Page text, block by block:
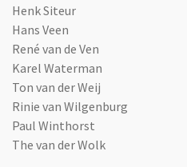
Henk Siteur
Hans Veen
René van de Ven
Karel Waterman
Ton van der Weij
Rinie van Wilgenburg
Paul Winthorst
The van der Wolk